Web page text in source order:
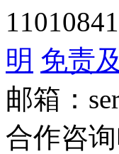
明 免责
邮箱：
合作咨